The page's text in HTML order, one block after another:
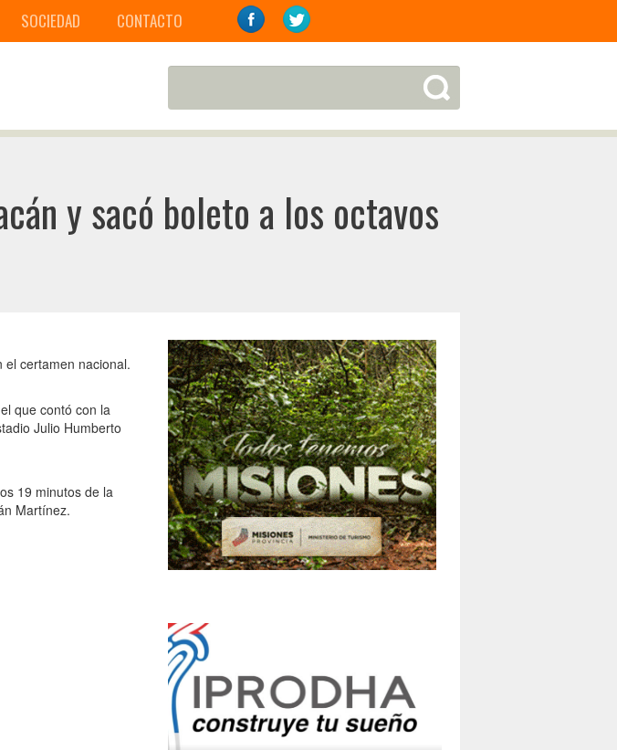
SOCIEDAD CONTACTO
y sacó boleto a los octavos
el certamen nacional.
que contó con la
Julio Humberto
19 minutos de la
Martínez.